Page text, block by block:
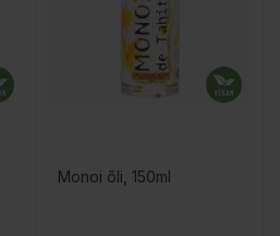
Monoi õli, 150ml